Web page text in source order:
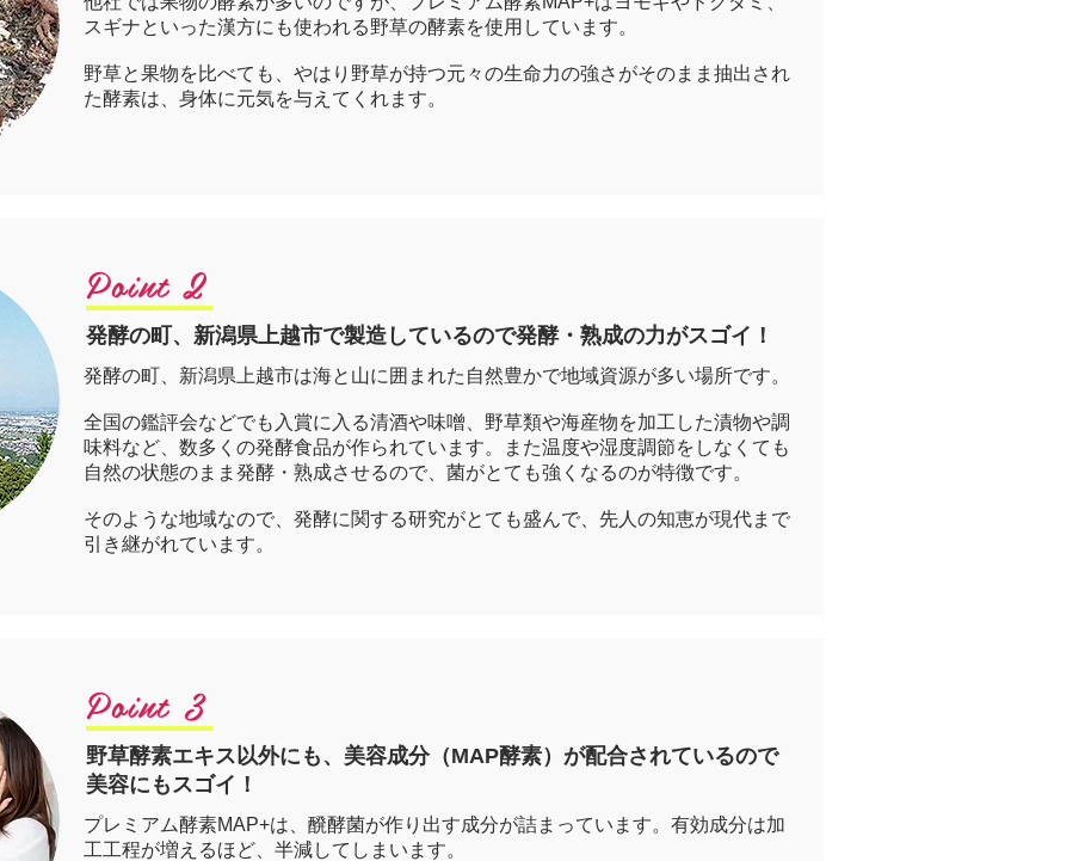
スギナといった漢方にも使われる野草の酵素を使用しています。
野草と果物を比べても、やはり野草が持つ元々の生命力の強さがそのまま抽出され
た酵素は、身体に元気を与えてくれます。
Point 2
発酵の町、新潟県上越市で製造しているので発酵・熟成の力がスゴイ！
発酵の町、新潟県上越市は海と山に囲まれた自然豊かで地域資源が多い場所です。
全国の鑑評会などでも入賞に入る清酒や味噌、野草類や海産物を加工した漬物や調
味料など、数多くの発酵食品が作られています。また温度や湿度調節をしなくても
自然の状態のまま発酵・熟成させるので、菌がとても強くなるのが特徴です。
そのような地域なので、発酵に関する研究がとても盛んで、先人の知恵が現代まで
引き継がれています。
Point 3
野草酵素エキス以外にも、美容成分（MAP酵素）が配合されているので
美容にもスゴイ！
プレミアム酵素MAP+は、醗酵菌が作り出す成分が詰まっています。有効成分は加
工工程が増えるほど、半減してしまいます。